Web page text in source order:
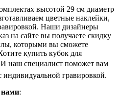
высотой 29 см диаметр
цветные наклейки,
Наши дизайнеры
на сайте вы получаете скидку
которыми вы сможете
купить кубок для
наш специалист поможет вам
гравировкой.
нами: